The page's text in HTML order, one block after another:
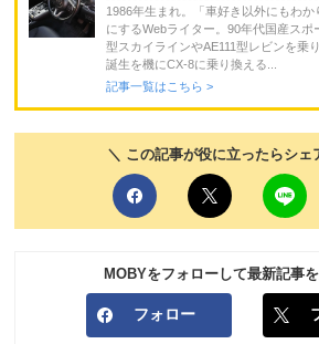
1986年生まれ。「車好き以外にもわ
にするWebライター。90年代国産ス
型スカイラインやAE111型レビンを乗
誕生を機にCX-8に乗り換える...
記事一覧はこちら >
＼ この記事が役に立ったらシェ
MOBYをフォローして最新記事
フォロー